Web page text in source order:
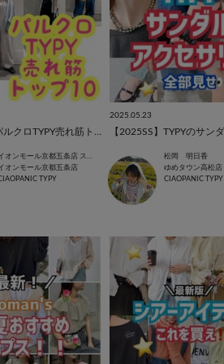
イオンモール京都五条店 スタッフ
オンモール京都五条店
TYPY
2025.05.23
松岡 明日香
ゆめタウン高松店
CIAOPANIC TYPY